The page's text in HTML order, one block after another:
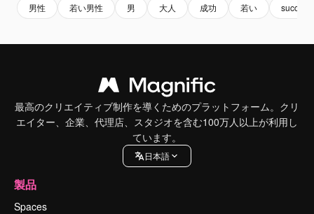
男性 若い男性 男 大人 成功 若い success
最高のクリエイティブ制作を導くためのプラットフォーム。クリ
エイター、企業、代理店、スタジオを含む100万人以上が利用し
ています。
日本語
製品
Spaces